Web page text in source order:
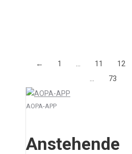
← 1 … 11 12
…
73
AOPA-APP
Anstehende